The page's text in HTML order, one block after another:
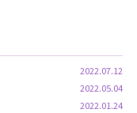
2022.07.12
2022.05.04
2022.01.24